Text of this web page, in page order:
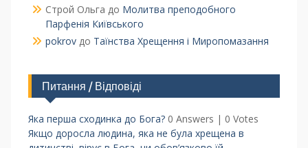
Строй Ольга до Молитва преподобного
Парфенія Київського
pokrovдо Таїнства Хрещення і Миропомазання
Питання / Відповіді
Яка перша сходинка до Бога? 0 Answers | 0 Votes
Якщо доросла людина, яка не була хрещена в